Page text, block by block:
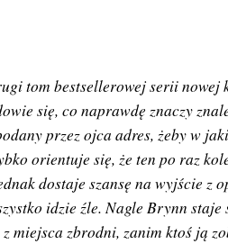
tom bestsellerowej serii nowej
się, co naprawdę znaczy
przez ojca adres, żeby w
orientuje się, że ten po raz
dostaje szansę na wyjście z
idzie źle. Nagle Brynn
z miejsca zbrodni, zanim ktoś ją